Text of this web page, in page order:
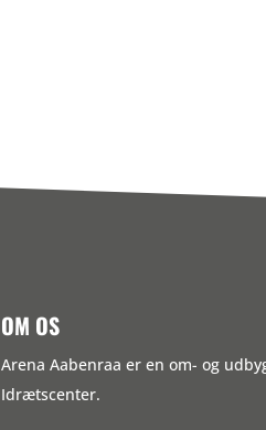
OM OS
Arena Aabenraa er en om- og
Idrætscenter.